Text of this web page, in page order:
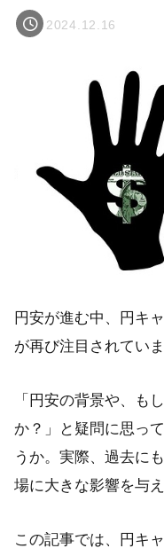
2024.12.16
円安が進む中、円キ
が再び注目されていま
「円安の背景や、も
か？」と疑問に思っ
うか。実際、過去に
場に大きな影響を与
この記事では、円キ